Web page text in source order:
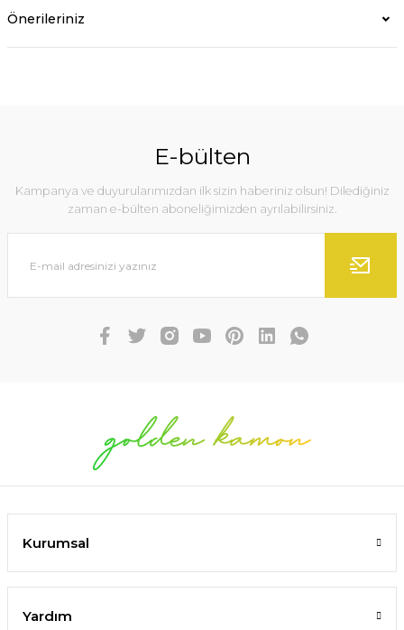
Önerileriniz
E-bülten
Kampanya ve duyurularımızdan ilk sizin haberiniz olsun! Dilediğiniz
zaman e-bülten aboneliğimizden ayrılabilirsiniz.
Kurumsal
Yardım